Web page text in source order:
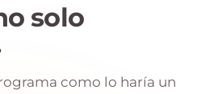
solo
como lo haría un